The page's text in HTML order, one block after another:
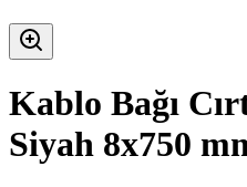
Kablo Bağı
Siyah 8x750